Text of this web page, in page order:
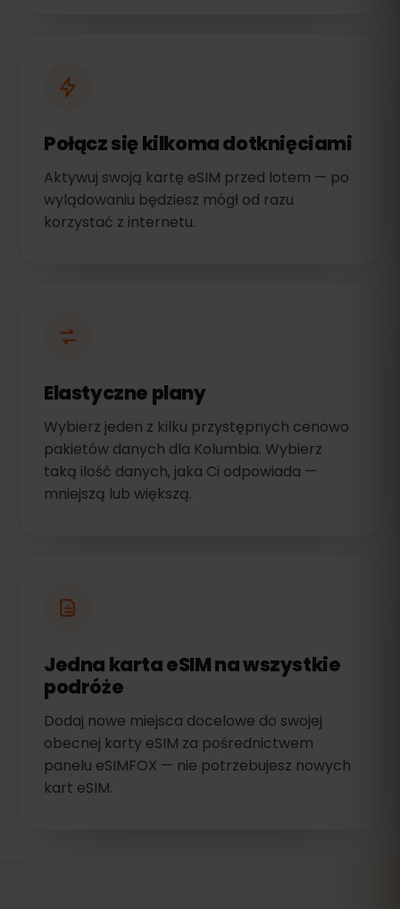
Połącz się kilkoma dotknięciami
Aktywuj swoją kartę eSIM przed lotem — po
wylądowaniu będziesz mógł od razu
korzystać z internetu.
Elastyczne plany
Wybierz jeden z kilku przystępnych cenowo
pakietów danych dla Kolumbia. Wybierz
taką ilość danych, jaka Ci odpowiada —
mniejszą lub większą.
Jedna karta eSIM na wszystkie
podróże
Dodaj nowe miejsca docelowe do swojej
obecnej karty eSIM za pośrednictwem
panelu eSIMFOX — nie potrzebujesz nowych
kart eSIM.